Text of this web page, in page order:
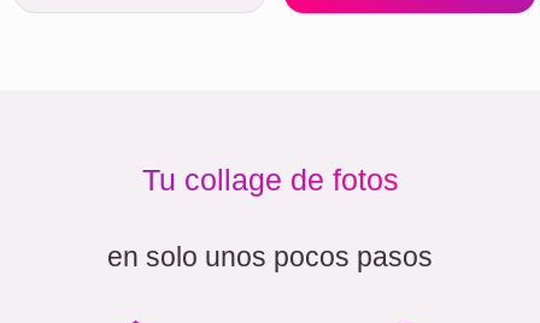
Tu collage de fotos
en solo unos pocos pasos